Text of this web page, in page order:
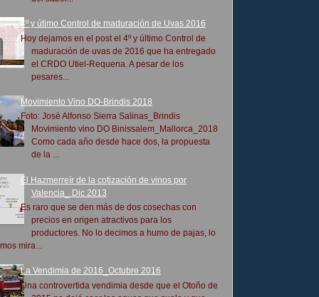
4º y útimo Control de maduración de Uvas 2016
Hoy dejamos en el post el 4º y último Control de
maduración de uvas de 2016 que ha entregado
el CRDO Utiel-Requena. A pesar de los
pesares...
Movimiento Vino DO-Brindis 2018
Foto: José Alfonso Sierra Salinas_Brindis
Movimiento vino DO Binissalem_Mallorca_2018
Como cada año desde hace dos, la propuesta
de la ...
El Hazmerreír de la cotización de vinos por
Valencia_ Dic 2013
Es raro que se den más de dos cosechas con
precios en origen atractivos para los
productores. No lo decimos a humo de pajas, lo
mira...
La Vendimia de 2016_Octubre 2016
Una controvertida vendimia desde que el Otoño de